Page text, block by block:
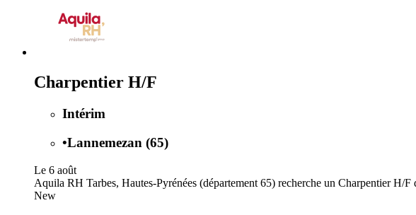
Charpentier H/F
Intérim
•Lannemezan (65)
Le 6 août
Aquila RH Tarbes, Hautes-Pyrénées (département 65) recherche un Charpentier H/
New